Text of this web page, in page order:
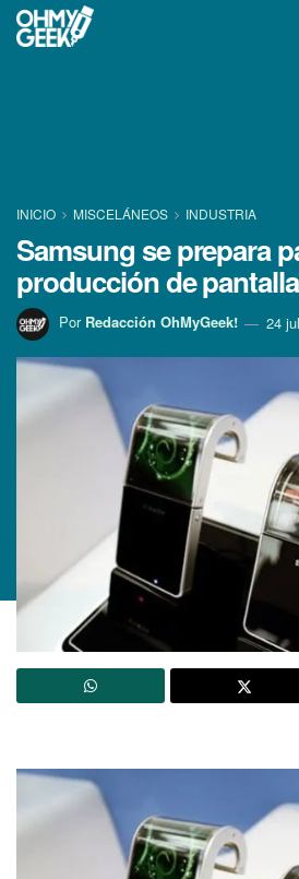
INICIO MISCELÁNEOS INDUSTRIA
Samsung se prepara
producción de
Por Redacción OhMyGeek! 24